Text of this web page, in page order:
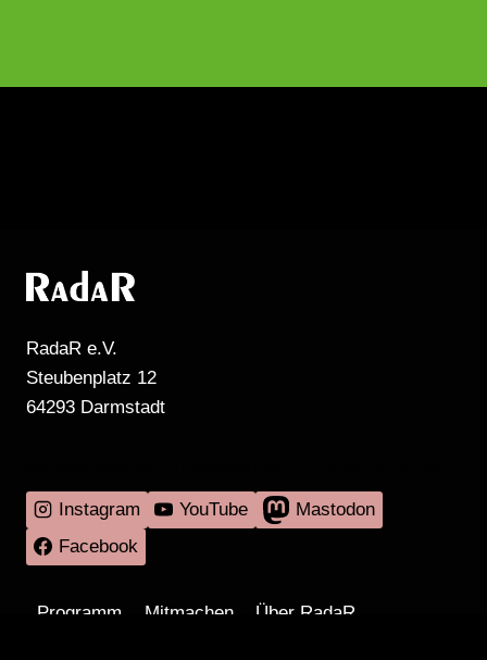
RadaR e.V.
Steubenplatz 12
64293 Darmstadt
Instagram YouTube
Mastodon
Facebook
Programm Mitmachen
Über RadaR